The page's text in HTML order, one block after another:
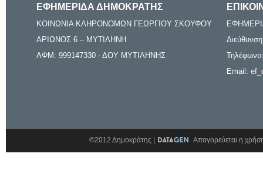
ΕΦΗΜΕΡΙΔΑ ΔΗΜΟΚΡΑΤΗΣ
ΚΟΙΝΩΝΙΑ ΚΛΗΡΟΝΟΜΩΝ ΓΕΩΡΓΙΟΥ ΣΚΟΥΦΟΥ
ΑΡΙΩΝΟΣ 6 – ΜΥΤΙΛΗΝΗ
ΑΦΜ: 999147330 - ΔΟΥ ΜΥΤΙΛΗΝΗΣ
Email:
©2012 Δημοκράτης | Απαγορεύεται η